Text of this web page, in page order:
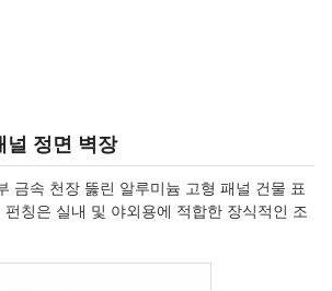
널 정면 벽장
금속 천장 뚫린 알루미늄 고형 패널 건물 표
칭은 실내 및 야외용에 적합한 장식적인 조